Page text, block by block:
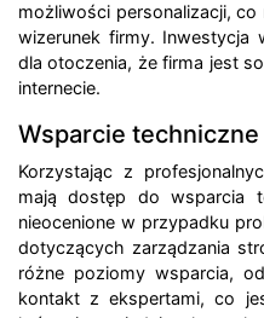
możliwości personalizacji, co
wizerunek firmy. Inwestycja
dla otoczenia, że firma jest
internecie.
Wsparcie techniczne
Korzystając z
mają dostęp do wsparcia
nieocenione w przypadku
dotyczących zarządzania
różne poziomy wsparcia,
kontakt z ekspertami, co